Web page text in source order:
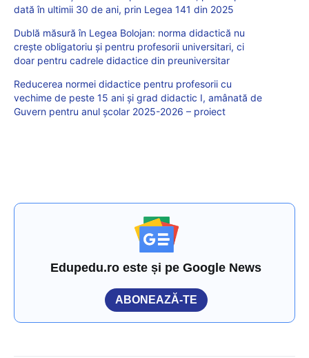
dată în ultimii 30 de ani, prin Legea 141 din 2025
Dublă măsură în Legea Bolojan: norma didactică nu
crește obligatoriu și pentru profesorii universitari, ci
doar pentru cadrele didactice din preuniversitar
Reducerea normei didactice pentru profesorii cu
vechime de peste 15 ani și grad didactic I, amânată de
Guvern pentru anul școlar 2025-2026 – proiect
Edupedu.ro este și pe Google News
ABONEAZĂ-TE